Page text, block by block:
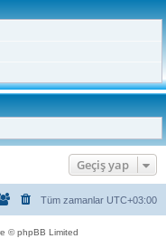
Geçiş yap
Tüm zamanlar UTC+03:00
© phpBB Limited